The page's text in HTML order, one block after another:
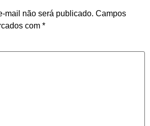
mail não será publicado. Campos
com *